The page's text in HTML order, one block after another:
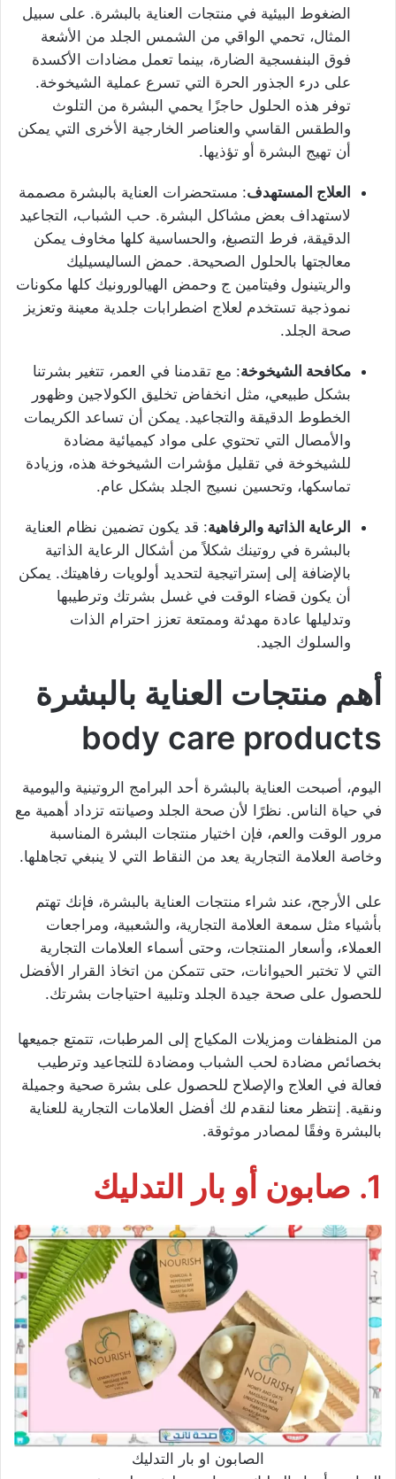
الضغوط البيئية في منتجات العناية بالبشرة. على سبيل
المثال، تحمي الواقي من الشمس الجلد من الأشعة
فوق البنفسجية الضارة، بينما تعمل مضادات الأكسدة
على درء الجذور الحرة التي تسرع عملية الشيخوخة.
توفر هذه الحلول حاجزًا يحمي البشرة من التلوث
والطقس القاسي والعناصر الخارجية الأخرى التي يمكن
أن تهيج البشرة أو تؤذيها.
العلاج المستهدف: مستحضرات العناية بالبشرة مصممة
لاستهداف بعض مشاكل البشرة. حب الشباب، التجاعيد
الدقيقة، فرط التصبغ، والحساسية كلها مخاوف يمكن
معالجتها بالحلول الصحيحة. حمض الساليسيليك
والريتينول وفيتامين ج وحمض الهيالورونيك كلها مكونات
نموذجية تستخدم لعلاج اضطرابات جلدية معينة وتعزيز
صحة الجلد.
مكافحة الشيخوخة: مع تقدمنا في العمر، تتغير بشرتنا
بشكل طبيعي، مثل انخفاض تخليق الكولاجين وظهور
الخطوط الدقيقة والتجاعيد. يمكن أن تساعد الكريمات
والأمصال التي تحتوي على مواد كيميائية مضادة
للشيخوخة في تقليل مؤشرات الشيخوخة هذه، وزيادة
تماسكها، وتحسين نسيج الجلد بشكل عام.
الرعاية الذاتية والرفاهية: قد يكون تضمين نظام العناية
بالبشرة في روتينك شكلاً من أشكال الرعاية الذاتية
بالإضافة إلى إستراتيجية لتحديد أولويات رفاهيتك. يمكن
أن يكون قضاء الوقت في غسل بشرتك وترطيبها
وتدليلها عادة مهدئة وممتعة تعزز احترام الذات
والسلوك الجيد.
أهم منتجات العناية بالبشرة
body care products
اليوم، أصبحت العناية بالبشرة أحد البرامج الروتينية واليومية
في حياة الناس. نظرًا لأن صحة الجلد وصيانته تزداد أهمية مع
مرور الوقت والعم، فإن اختيار منتجات البشرة المناسبة
وخاصة العلامة التجارية يعد من النقاط التي لا ينبغي تجاهلها.
على الأرجح، عند شراء منتجات العناية بالبشرة، فإنك تهتم
بأشياء مثل سمعة العلامة التجارية، والشعبية، ومراجعات
العملاء، وأسعار المنتجات، وحتى أسماء العلامات التجارية
التي لا تختبر الحيوانات، حتى تتمكن من اتخاذ القرار الأفضل
للحصول على صحة جيدة الجلد وتلبية احتياجات بشرتك.
من المنظفات ومزيلات المكياج إلى المرطبات، تتمتع جميعها
بخصائص مضادة لحب الشباب ومضادة للتجاعيد وترطيب
فعالة في العلاج والإصلاح للحصول على بشرة صحية وجميلة
ونقية. إنتظر معنا لنقدم لك أفضل العلامات التجارية للعناية
بالبشرة وفقًا لمصادر موثوقة.
1. صابون أو بار التدليك
الصابون او بار التدليك